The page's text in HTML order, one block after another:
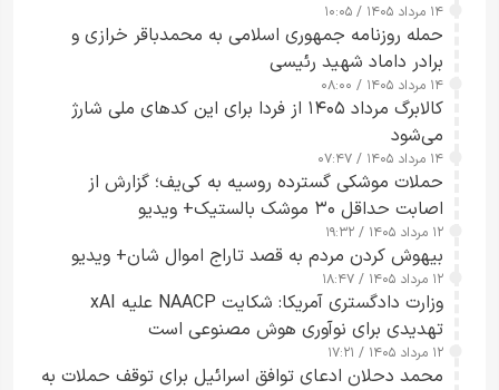
۱۴ مرداد ۱۴۰۵ / ۱۰:۰۵
حمله روزنامه جمهوری اسلامی به محمدباقر خرازی و
برادر داماد شهید رئیسی
۱۴ مرداد ۱۴۰۵ / ۰۸:۰۰
کالابرگ مرداد ۱۴۰۵ از فردا برای این کدهای ملی شارژ
می‌شود
۱۴ مرداد ۱۴۰۵ / ۰۷:۴۷
حملات موشکی گسترده روسیه به کی‌یف؛ گزارش از
اصابت حداقل ۳۰ موشک بالستیک+ ویدیو
۱۲ مرداد ۱۴۰۵ / ۱۹:۳۲
بیهوش کردن مردم به قصد تاراج اموال شان+ ویدیو
۱۲ مرداد ۱۴۰۵ / ۱۸:۴۷
وزارت دادگستری آمریکا: شکایت NAACP علیه xAI
تهدیدی برای نوآوری هوش مصنوعی است
۱۲ مرداد ۱۴۰۵ / ۱۷:۲۱
محمد دحلان ادعای توافق اسرائیل برای توقف حملات به